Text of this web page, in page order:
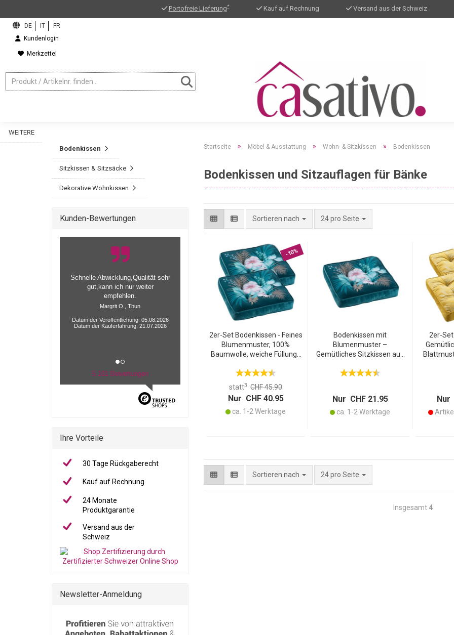
Portofreie Lieferung* Kauf auf Rechnung Versand aus der Schweiz
Kundenlogin
Merkzettel
WEITERE
Startseite » Möbel & Ausstattung » Wohn- & Sitzkissen » Bodenkissen
Bodenkissen und Sitzauflagen für Bänke
Sortieren nach 24 pro Seite
-10%
2er-Set Bodenkissen - Feines
Blumenmuster, 100%
Baumwolle, weiche Füllung -
Sitzbänke, Schaukelstühle,
Sessel - Robust & bequem
statt3 CHF 45.90
Nur CHF 40.95
ca. 1-2 Werktage
Bodenkissen mit
Blumenmuster –
Gemütliches Sitzkissen aus
cm – Ideal für Sofa,
Nur CHF 21.95
ca. 1-2 Werktage
2er-
Nur
Sortieren nach 24 pro Seite
Insgesamt 4
Bodenkissen
Sitzkissen & Sitzsäcke
Dekorative Wohnkissen
Kunden-Bewertungen
alles gut funktioniert mit der
alieferung
Datum der Kauferfahrung: 20.07.2026
5.101 Bewertungen
Ihre Vorteile
30 Tage Rückgaberecht
Kauf auf Rechnung
24 Monate
Produktgarantie
Versand aus der
Schweiz
Newsletter-Anmeldung